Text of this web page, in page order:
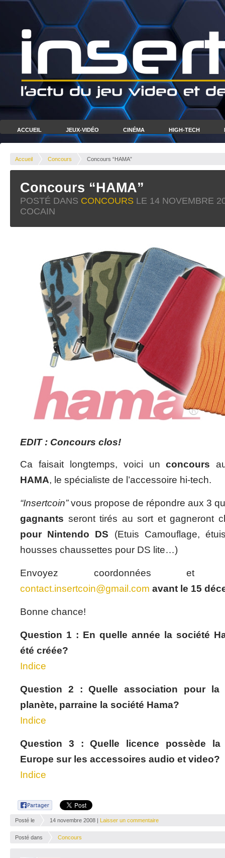
ACCUEIL JEUX-VIDÉO CINÉMA HIGH-TECH
Accueil Concours Concours “HAMA”
Concours “HAMA”
POSTÉ DANS CONCOURS LE 14 NOVEMBRE
COCAIN
EDIT : Concours clos!
Ca faisait longtemps, voici unconcours
HAMA, le spécialiste de l’accessoire hi-tech.
“Insertcoin”vous propose de répondre aux 3
gagnants seront tirés au sort et gagneront
pour Nintendo DS (Etuis Camouflage,
housses chaussettes pour DS lite…)
Envoyez coordonnées et
contact.insertcoin@gmail.com avant le 15
Bonne chance!
Question 1 : En quelle année la société
été créée?
Indice
Question 2 : Quelle association pour la
planète, parraine la société Hama?
Indice
Question 3 : Quelle licence possède la
Europe sur les accessoires audio et video?
Indice
Posté le 14 novembre 2008 | Laisser un commentaire
Posté dans Concours